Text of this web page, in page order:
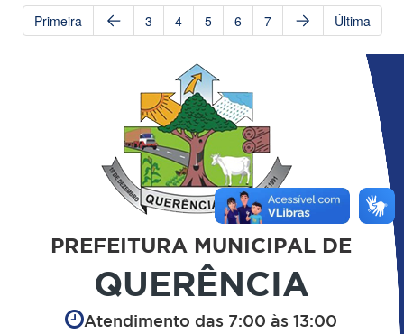
Primeira 3 4 5 6 7 Última
PREFEITURA MUNICIPAL DE
QUERÊNCIA
Atendimento das 7:00 às 13:00